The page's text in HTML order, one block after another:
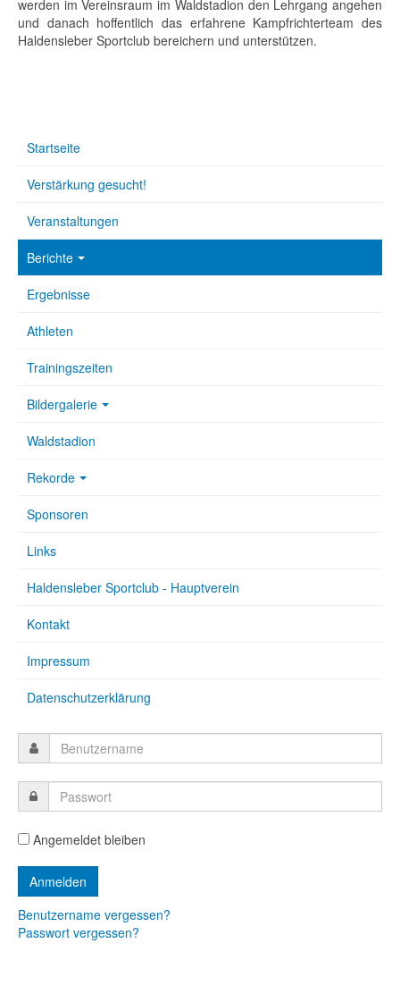
werden im Vereinsraum im Waldstadion den Lehrgang angehen
und danach hoffentlich das erfahrene Kampfrichterteam des
Haldensleber Sportclub bereichern und unterstützen.
Startseite
Verstärkung gesucht!
Veranstaltungen
Berichte
Ergebnisse
Athleten
Trainingszeiten
Bildergalerie
Waldstadion
Rekorde
Sponsoren
Links
Haldensleber Sportclub - Hauptverein
Kontakt
Impressum
Datenschutzerklärung
Angemeldet bleiben
Benutzername vergessen?
Passwort vergessen?